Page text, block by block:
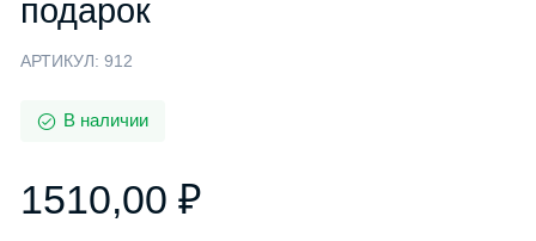
подарок
АРТИКУЛ: 912
В наличии
1510,00 ₽